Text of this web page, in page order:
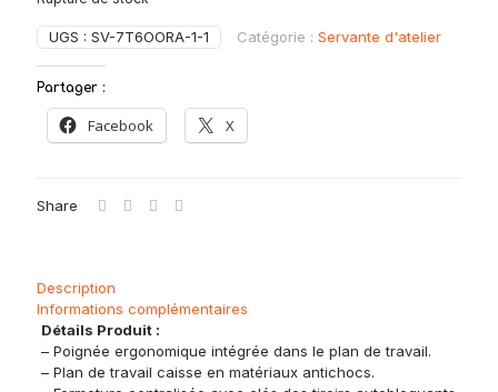
UGS : SV-7T6OORA-1-1 Catégorie : Servante d'atelier
Partager :
Facebook X
Share
Description
Informations complémentaires
Détails Produit :
– Poignée ergonomique intégrée dans le plan de travail.
– Plan de travail caisse en matériaux antichocs.